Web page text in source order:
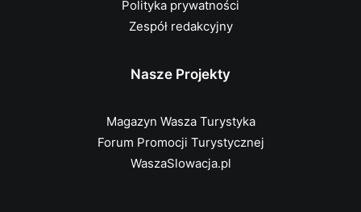
Polityka prywatności
Zespół redakcyjny
Nasze Projekty
Magazyn Wasza Turystyka
Forum Promocji Turystycznej
WaszaSlowacja.pl